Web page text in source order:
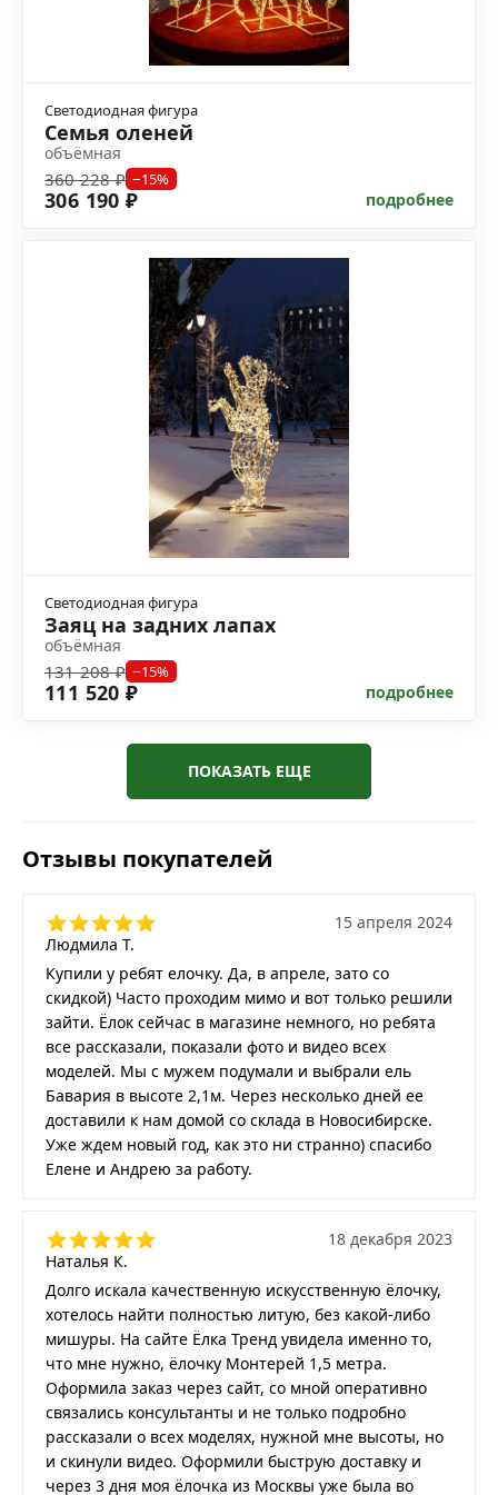
Светодиодная фигура
Семья оленей
объёмная
360 228 ₽ −15%
306 190 ₽ подробнее
Светодиодная фигура
Заяц на задних лапах
объёмная
131 208 ₽ −15%
111 520 ₽ подробнее
ПОКАЗАТЬ ЕЩЕ
Отзывы покупателей
Людмила Т.
15 апреля 2024
Купили у ребят елочку. Да, в апреле, зато со
скидкой) Часто проходим мимо и вот только решили
зайти. Ёлок сейчас в магазине немного, но ребята
все рассказали, показали фото и видео всех
моделей. Мы с мужем подумали и выбрали ель
Бавария в высоте 2,1м. Через несколько дней ее
доставили к нам домой со склада в Новосибирске.
Уже ждем новый год, как это ни странно) спасибо
Елене и Андрею за работу.
Наталья К.
18 декабря 2023
Долго искала качественную искусственную ёлочку,
хотелось найти полностью литую, без какой-либо
мишуры. На сайте Ёлка Тренд увидела именно то,
что мне нужно, ёлочку Монтерей 1,5 метра.
Оформила заказ через сайт, со мной оперативно
связались консультанты и не только подробно
рассказали о всех моделях, нужной мне высоты, но
и скинули видео. Оформили быструю доставку и
через 3 дня моя ёлочка из Москвы уже была во